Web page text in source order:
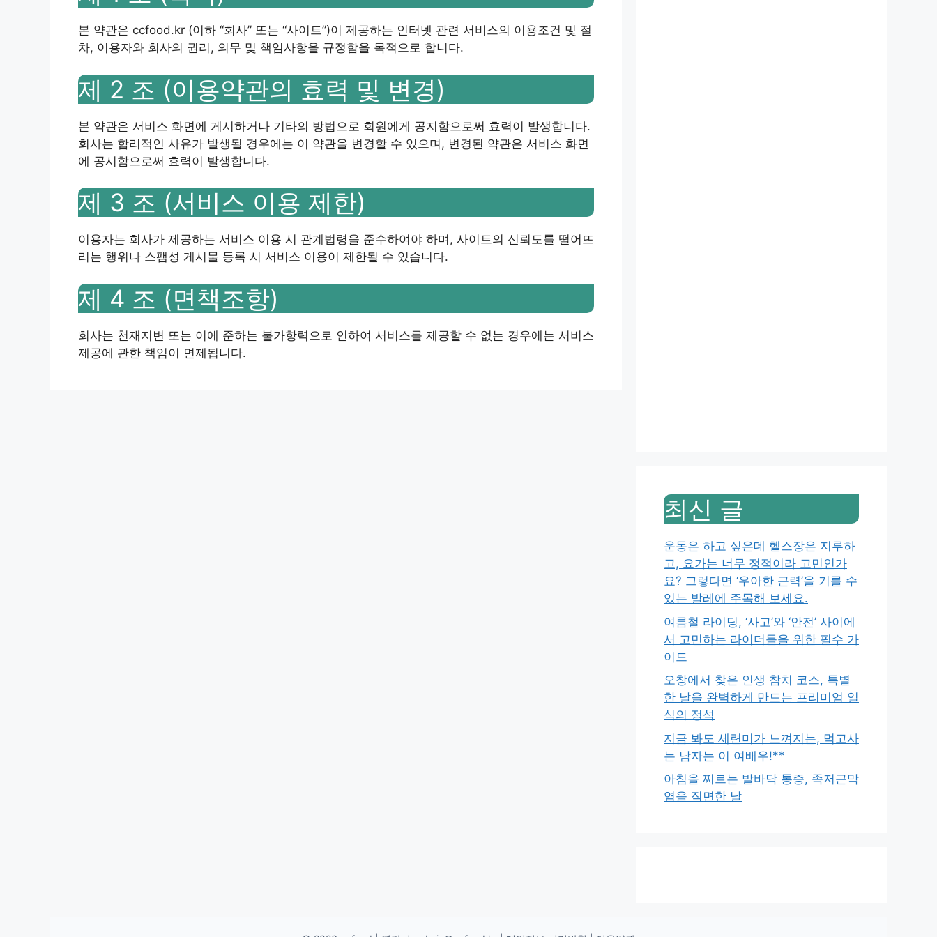
본 약관은 ccfood.kr (이하 “회사” 또는 “사이트”)이 제공하는 인터넷 관련 서비스의 이용조건 및 절
차, 이용자와 회사의 권리, 의무 및 책임사항을 규정함을 목적으로 합니다.
제 2 조 (이용약관의 효력 및 변경)
본 약관은 서비스 화면에 게시하거나 기타의 방법으로 회원에게 공지함으로써 효력이 발생합니다.
회사는 합리적인 사유가 발생될 경우에는 이 약관을 변경할 수 있으며, 변경된 약관은 서비스 화면
에 공시함으로써 효력이 발생합니다.
제 3 조 (서비스 이용 제한)
이용자는 회사가 제공하는 서비스 이용 시 관계법령을 준수하여야 하며, 사이트의 신뢰도를 떨어뜨
리는 행위나 스팸성 게시물 등록 시 서비스 이용이 제한될 수 있습니다.
제 4 조 (면책조항)
회사는 천재지변 또는 이에 준하는 불가항력으로 인하여 서비스를 제공할 수 없는 경우에는 서비스
제공에 관한 책임이 면제됩니다.
최신 글
운동은 하고 싶은데 헬스장은 지루하
고, 요가는 너무 정적이라 고민인가
요? 그렇다면 ‘우아한 근력’을 기를 수
있는 발레에 주목해 보세요.
여름철 라이딩, ‘사고’와 ‘안전’ 사이에
서 고민하는 라이더들을 위한 필수 가
이드
오창에서 찾은 인생 참치 코스, 특별
한 날을 완벽하게 만드는 프리미엄 일
식의 정석
지금 봐도 세련미가 느껴지는, 먹고사
는 남자는 이 여배우!**
아침을 찌르는 발바닥 통증, 족저근막
염을 직면한 날